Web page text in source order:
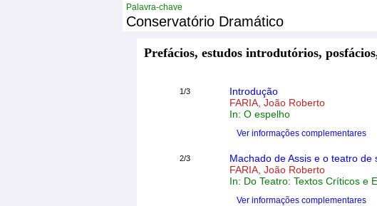
Palavra-chave
Conservatório Dramático
Prefácios, estudos introdutórios,
1/3
Introdução
FARIA, João Roberto
In: O espelho
Ver informações complementares
2/3
Machado de Assis e o teatro de
FARIA, João Roberto
In: Do Teatro: Textos Críticos e
Ver informações complementares